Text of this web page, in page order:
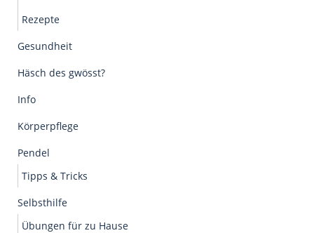
Rezepte
Gesundheit
Häsch des gwösst?
Info
Körperpflege
Pendel
Tipps & Tricks
Selbsthilfe
Übungen für zu Hause